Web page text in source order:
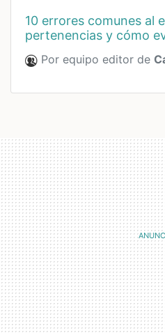
10 errores comunes al empeñar tus
pertenencias y cómo
Por equipo editor de